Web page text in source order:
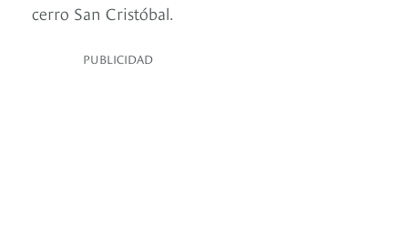
cerro San Cristóbal.
PUBLICIDAD